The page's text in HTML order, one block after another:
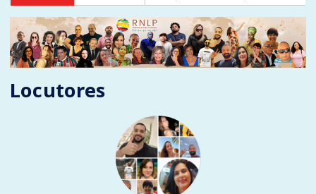
Locutores